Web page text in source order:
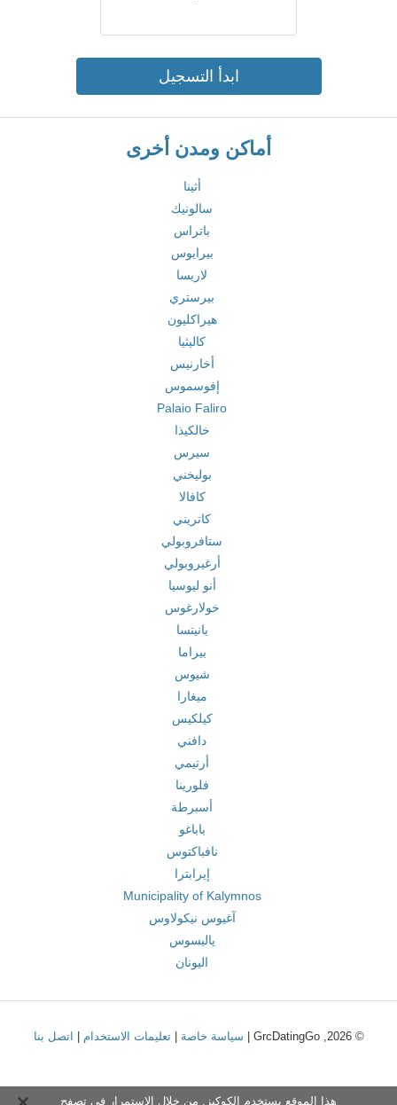
ابدأ التسجيل
أماكن ومدن أخرى
أثينا
سالونيك
باتراس
بيرايوس
لاريسا
بيرستري
هيراكليون
كاليثيا
أخارنيس
إفوسموس
Palaio Faliro
خالكيذا
سيرس
بوليخني
كافالا
كاتريني
ستافروبولي
أرغيروبولي
أنو ليوسيا
خولارغوس
يانيتسا
بيراما
شيوس
ميغارا
كيلكيس
دافني
أرتيمي
فلورينا
أسبرطة
باباغو
نافباكتوس
إيرابترا
Municipality of Kalymnos
آغيوس نيكولاوس
ياليسوس
اليونان
© 2026, GrcDatingGo | سياسة خاصة |تعليمات الاستخدام اتصل بنا
هذا الموقع يستخدم الكوكيز. من خلال الاستمرار في تصفح